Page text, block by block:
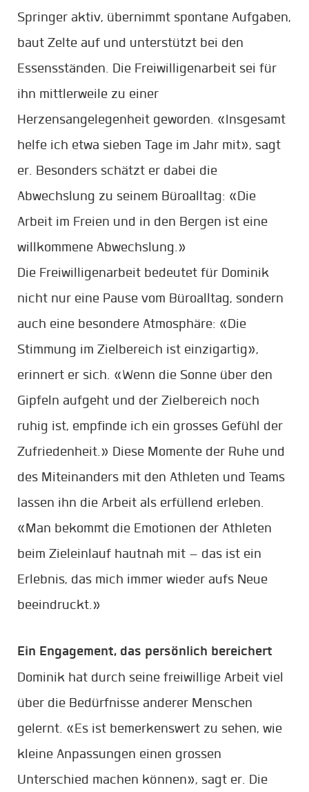
Springer aktiv, übernimmt spontane Aufgaben,
baut Zelte auf und unterstützt bei den
Essensständen. Die Freiwilligenarbeit sei für
ihn mittlerweile zu einer
Herzensangelegenheit geworden. «Insgesamt
helfe ich etwa sieben Tage im Jahr mit», sagt
er. Besonders schätzt er dabei die
Abwechslung zu seinem Büroalltag: «Die
Arbeit im Freien und in den Bergen ist eine
willkommene Abwechslung.»
Die Freiwilligenarbeit bedeutet für Dominik
nicht nur eine Pause vom Büroalltag, sondern
auch eine besondere Atmosphäre: «Die
Stimmung im Zielbereich ist einzigartig»,
erinnert er sich. «Wenn die Sonne über den
Gipfeln aufgeht und der Zielbereich noch
ruhig ist, empfinde ich ein grosses Gefühl der
Zufriedenheit.» Diese Momente der Ruhe und
des Miteinanders mit den Athleten und Teams
lassen ihn die Arbeit als erfüllend erleben.
«Man bekommt die Emotionen der Athleten
beim Zieleinlauf hautnah mit – das ist ein
Erlebnis, das mich immer wieder aufs Neue
beeindruckt.»
Ein Engagement, das persönlich bereichert
Dominik hat durch seine freiwillige Arbeit viel
über die Bedürfnisse anderer Menschen
gelernt. «Es ist bemerkenswert zu sehen, wie
kleine Anpassungen einen grossen
Unterschied machen können», sagt er. Die